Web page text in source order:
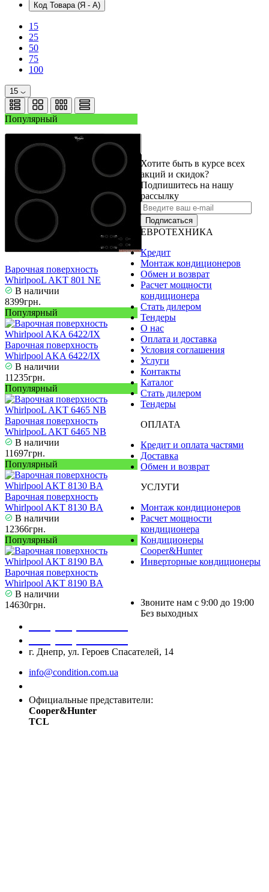
Код Товара (Я - А)
15
25
50
75
100
15
Популярный
Варочная поверхность
WhirlpooL AKT 801 NE
В наличии
8399грн.
Популярный
Варочная поверхность
Whirlpool AKA 6422/IX
В наличии
11235грн.
Популярный
Варочная поверхность
WhirlpooL AKT 6465 NB
В наличии
11697грн.
Популярный
Варочная поверхность
Whirlpool AKT 8130 BA
В наличии
12366грн.
Популярный
Варочная поверхность
Whirlpool AKT 8190 BA
В наличии
14630грн.
Хотите быть в курсе всех
акций и скидок?
Подпишитесь на нашу
рассылку
Подписаться
ЕВРОТЕХНИКА
Кредит
Монтаж кондиционеров
Обмен и возврат
Расчет мощности
кондиционера
Стать дилером
Тендеры
О нас
Оплата и доставка
Условия соглашения
Услуги
Контакты
Каталог
Стать дилером
Тендеры
ОПЛАТА
Кредит и оплата частями
Доставка
Обмен и возврат
УСЛУГИ
Монтаж кондиционеров
Расчет мощности
кондиционера
Кондиционеры
Cooper&Hunter
Инверторные кондиционеры
Звоните нам с 9:00 до 19:00
Без выходных
г. Днепр, ул. Героев Спасателей, 14
info@condition.com.ua
Официальные представители:
Cooper&Hunter
TCL